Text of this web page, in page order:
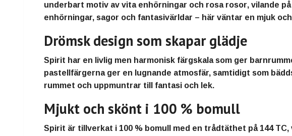
underbart motiv av vita enhörningar och rosa rosor, vilande
enhörningar, sagor och fantasivärldar – här väntar en mjuk
Drömsk design som skapar glädje
Spirit har en livlig men harmonisk färgskalasom ger
pastellfärgernager en lugnande atmosfär, samtidigt som
rummet och uppmuntrar till fantasi och lek.
Mjukt och skönt i 100 % bomull
Spirit är tillverkat i 100 % bomull med en trådtäthet på 144 TC,